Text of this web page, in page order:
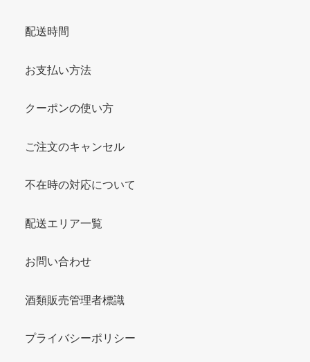
配送時間
お支払い方法
クーポンの使い方
ご注文のキャンセル
不在時の対応について
配送エリア一覧
お問い合わせ
酒類販売管理者標識
プライバシーポリシー